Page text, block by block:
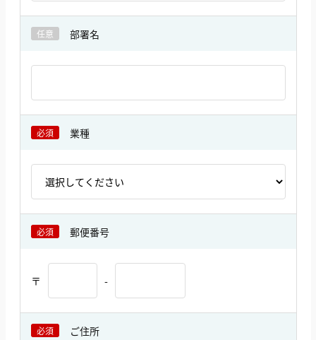
任意 部署名
必須 業種
必須 郵便番号
〒 -
必須 ご住所